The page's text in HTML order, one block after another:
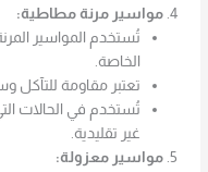
مواسير مرنة مطاطية:
تُستخدم المواسير
الخاصة.
تعتبر مقاومة للتآكل
تُستخدم في الحالات
غير تقليدية.
مواسير معزولة: